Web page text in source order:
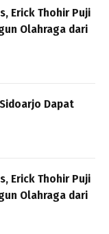
Erick Thohir Puji
Olahraga dari
Dapat
Erick Thohir Puji
Olahraga dari